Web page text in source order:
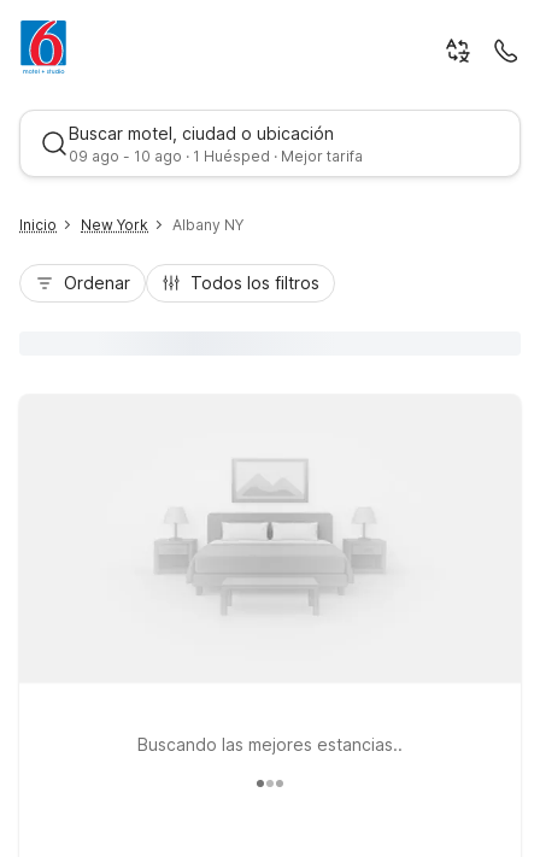
Buscar motel, ciudad o ubicación
09 ago - 10 ago · 1 Huésped · Mejor tarifa
Inicio New York Albany NY
Ordenar Todos los filtros
Buscando las mejores estancias..